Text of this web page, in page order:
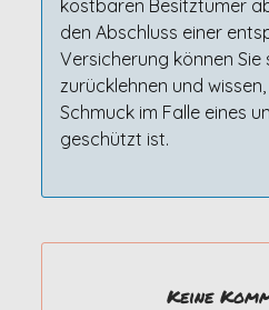
kostbaren Besitztümer
den Abschluss einer
Versicherung können Sie
zurücklehnen und
Schmuck im Falle eines
geschützt ist.
Keine